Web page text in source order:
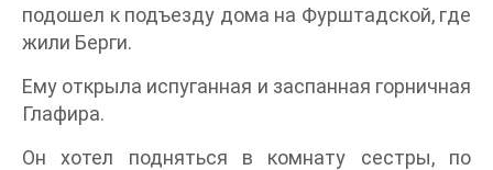
подошел к подъезду дома на Фурштадской, где
жили Берги.
Ему открыла испуганная и заспанная горничная
Глафира.
Он хотел подняться в комнату сестры, по